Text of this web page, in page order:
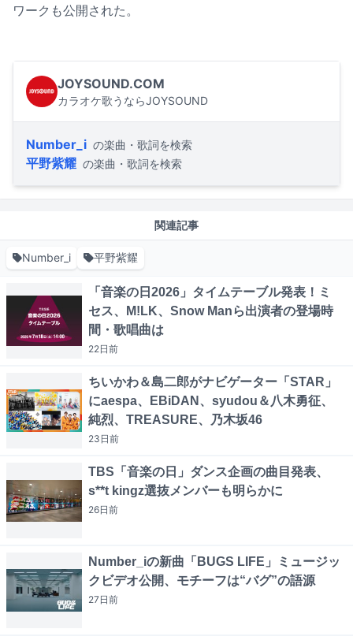
ワークも公開された。
JOYSOUND.COM
カラオケ歌うならJOYSOUND
Number_i の楽曲・歌詞を検索
平野紫耀 の楽曲・歌詞を検索
関連記事
Number_i 平野紫耀
「音楽の日2026」タイムテーブル発表！ミ
セス、M!LK、Snow Manら出演者の登場時
間・歌唱曲は
22日前
ちいかわ＆島二郎がナビゲーター「STAR」
にaespa、EBiDAN、syudou＆八木勇征、
純烈、TREASURE、乃木坂46
23日前
TBS「音楽の日」ダンス企画の曲目発表、
s**t kingz選抜メンバーも明らかに
26日前
Number_iの新曲「BUGS LIFE」ミュージッ
クビデオ公開、モチーフは“バグ”の語源
27日前